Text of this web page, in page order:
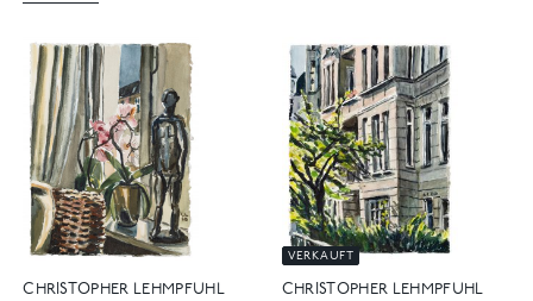
CHRISTOPHER LEHMPFUHL
VERKAUFT
CHRISTOPHER LEHMPFUHL